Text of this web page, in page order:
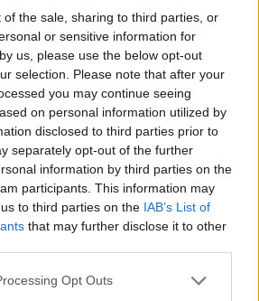
of the sale, sharing to third parties, or
or sensitive information for
us, please use the below opt-out
selection. Please note that after your
you may continue seeing
on personal information utilized by
disclosed to third parties prior to
separately opt-out of the further
information by third parties on the
participants. This information may
to third parties on the IAB’s List of
that may further disclose it to other
app uses one or more Google
Opt Outs
videó brooklyn 99